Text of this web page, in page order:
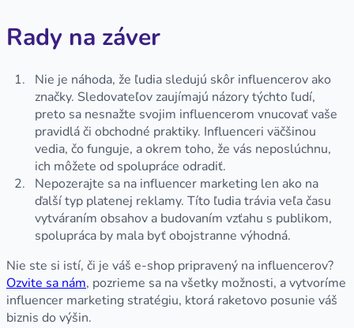
Rady na záver
Nie je náhoda, že ľudia sledujú skôr influencerov ako
značky. Sledovateľov zaujímajú názory týchto ľudí,
preto sa nesnažte svojim influencerom vnucovať vaše
pravidlá či obchodné praktiky. Influenceri väčšinou
vedia, čo funguje, a okrem toho, že vás neposlúchnu,
ich môžete od spolupráce odradiť.
Nepozerajte sa na influencer marketing len ako na
ďalší typ platenej reklamy. Títo ľudia trávia veľa času
vytváraním obsahov a budovaním vzťahu s publikom,
spolupráca by mala byť obojstranne výhodná.
Nie ste si istí, či je váš e-shop pripravený na influencerov?
Ozvite sa nám, pozrieme sa na všetky možnosti, a vytvoríme
influencer marketing stratégiu, ktorá raketovo posunie váš
biznis do výšin.